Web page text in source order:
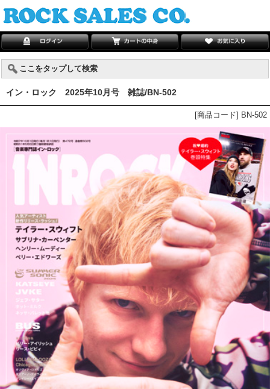
ここをタップして検索
イン・ロック 2025年10月号 雑誌/BN-502
[商品コード] BN-502